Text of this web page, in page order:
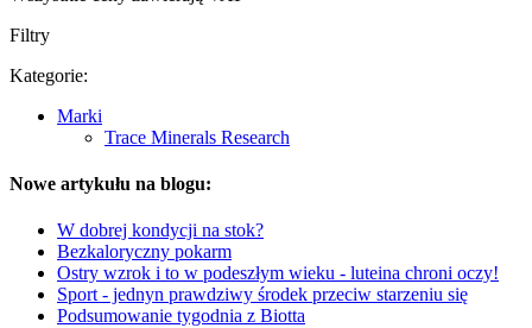
Filtry
Kategorie:
Marki
Trace Minerals Research
Nowe artykułu na blogu:
W dobrej kondycji na stok?
Bezkaloryczny pokarm
Ostry wzrok i to w podeszłym wieku - luteina chroni oczy!
Sport - jednyn prawdziwy środek przeciw starzeniu się
Podsumowanie tygodnia z Biotta